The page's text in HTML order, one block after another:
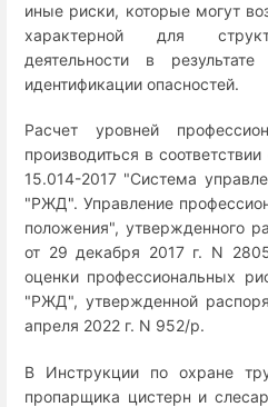
иные риски, которые могут
характерной для
деятельности в
идентификации опасностей.
Расчет уровней
производиться в
15.014-2017 "Система
"РЖД". Управление
положения", утвержденного
от 29 декабря 2017 г. N
оценки профессиональных
"РЖД", утвержденной
апреля 2022 г. N 952/р.
В Инструкции по охране
пропарщика цистерн и